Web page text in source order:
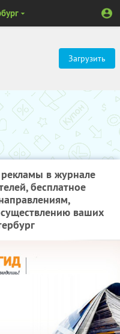
Загрузить
в журнале
бесплатное
ваших